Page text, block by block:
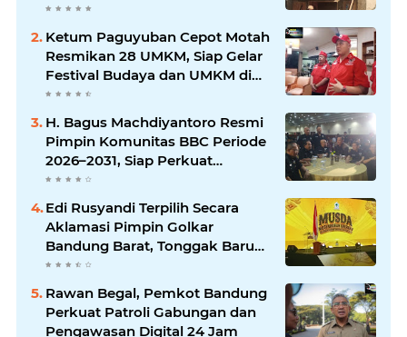
Ketum Paguyuban Cepot Motah
Resmikan 28 UMKM, Siap Gelar
Festival Budaya dan UMKM di
Jalan Braga
H. Bagus Machdiyantoro Resmi
Pimpin Komunitas BBC Periode
2026–2031, Siap Perkuat
Solidaritas dan Hadirkan
Program Nyata untuk
Masyarakat
Edi Rusyandi Terpilih Secara
Aklamasi Pimpin Golkar
Bandung Barat, Tonggak Baru
Kepemimpinan Harmonis
"Turun Ranjang"
Rawan Begal, Pemkot Bandung
Perkuat Patroli Gabungan dan
Pengawasan Digital 24 Jam